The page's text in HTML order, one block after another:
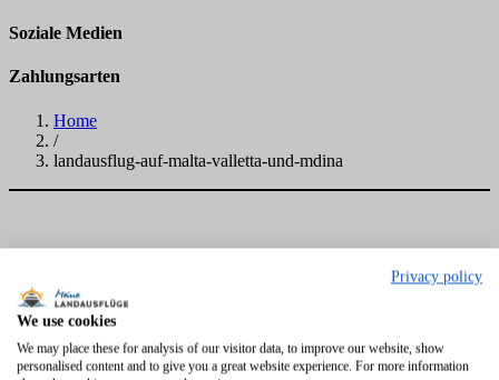
Soziale Medien
Zahlungsarten
Home
/
landausflug-auf-malta-valletta-und-mdina
Privacy policy
We use cookies
We may place these for analysis of our visitor data, to improve our website, show
personalised content and to give you a great website experience. For more information